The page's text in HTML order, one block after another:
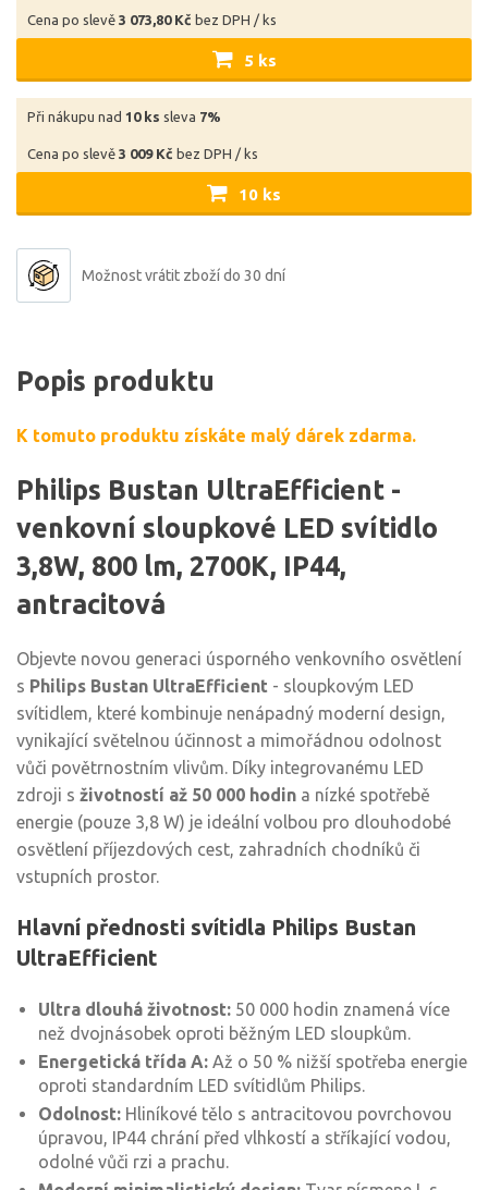
Cena po slevě 3 073,80 Kč bez DPH / ks
5 ks
Při nákupu nad 10 ks sleva 7%
Cena po slevě 3 009 Kč bez DPH / ks
10 ks
Možnost vrátit zboží do 30 dní
Popis produktu
K tomuto produktu získáte malý dárek zdarma.
Philips Bustan UltraEfficient -
venkovní sloupkové LED svítidlo
3,8W, 800 lm, 2700K, IP44,
antracitová
Objevte novou generaci úsporného venkovního osvětlení
s Philips Bustan UltraEfficient - sloupkovým LED
svítidlem, které kombinuje nenápadný moderní design,
vynikající světelnou účinnost a mimořádnou odolnost
vůči povětrnostním vlivům. Díky integrovanému LED
zdroji s životností až 50 000 hodin a nízké spotřebě
energie (pouze 3,8 W) je ideální volbou pro dlouhodobé
osvětlení příjezdových cest, zahradních chodníků či
vstupních prostor.
Hlavní přednosti svítidla Philips Bustan
UltraEfficient
Ultra dlouhá životnost: 50 000 hodin znamená více
než dvojnásobek oproti běžným LED sloupkům.
Energetická třída A: Až o 50 % nižší spotřeba energie
oproti standardním LED svítidlům Philips.
Odolnost: Hliníkové tělo s antracitovou povrchovou
úpravou, IP44 chrání před vlhkostí a stříkající vodou,
odolné vůči rzi a prachu.